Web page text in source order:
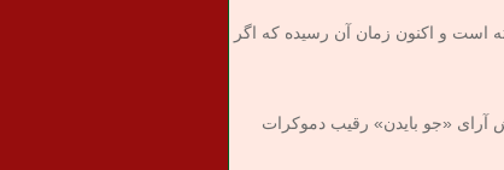
است و اکنون زمان آن رسیده که اگر
آرای «جو بایدن» رقیب دموکرات